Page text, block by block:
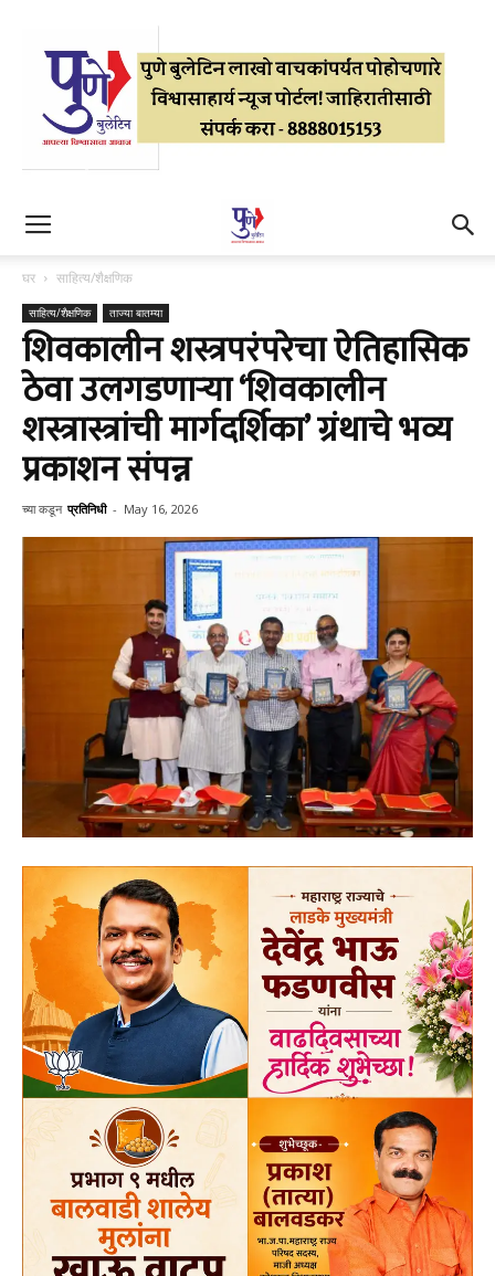
घर साहित्य/शैक्षणिक
साहित्य/शैक्षणिक ताज्या बातम्या
शिवकालीन शस्त्रपरंपरेचा ऐतिहासिक
ठेवा उलगडणाऱ्या ‘शिवकालीन
शस्त्रास्त्रांची मार्गदर्शिका’ ग्रंथाचे भव्य
प्रकाशन संपन्न
च्या कडून प्रतिनिधी - May 16, 2026